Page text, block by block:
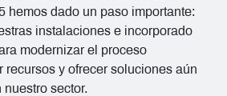
hemos dado un paso importante:
instalaciones e incorporado
modernizar el proceso
recursos y ofrecer soluciones aún
sector.